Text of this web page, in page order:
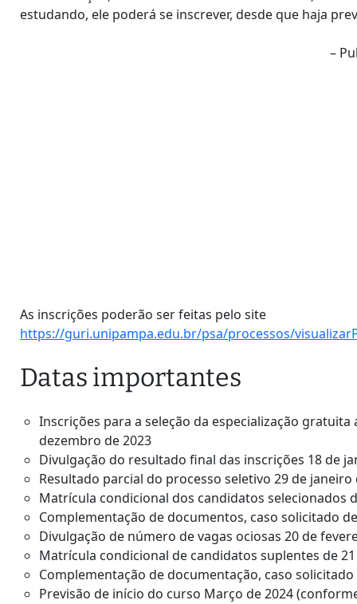
estudando, ele poderá se inscrever, desde que haja
–
As inscrições poderão ser feitas pelo site
https://guri.unipampa.edu.br/psa/processos/
Datas importantes
Inscrições para a seleção da especialização
dezembro de 2023
Divulgação do resultado final das inscrições 18 de
Resultado parcial do processo seletivo 29 de janeiro
Matrícula condicional dos candidatos selecionados
Complementação de documentos, caso solicitado
Divulgação de número de vagas ociosas 20 de
Matrícula condicional de candidatos suplentes de
Complementação de documentação, caso
Previsão de início do curso Março de 2024